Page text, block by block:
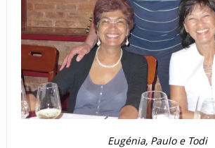
Eugénia, Paulo e Todi